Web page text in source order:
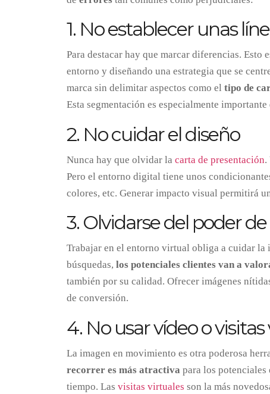
1. No establecer unas
Para destacar hay que marcar diferencias. Esto
entorno y diseñando una estrategia que se
marca sin delimitar aspectos como el tipo de
Esta segmentación es especialmente
2. No cuidar el diseño
Nunca hay que olvidar la carta de presentación.
Pero el entorno digital tiene unos
colores, etc. Generar impacto visual permitirá
3. Olvidarse del poder
Trabajar en el entorno virtual obliga a cuidar la
búsquedas, los potenciales clientes van a
también por su calidad. Ofrecer imágenes
de conversión.
4. No usar vídeo o
La imagen en movimiento es otra poderosa
recorrer es más atractiva para los potenciales
tiempo. Las visitas virtuales son la más